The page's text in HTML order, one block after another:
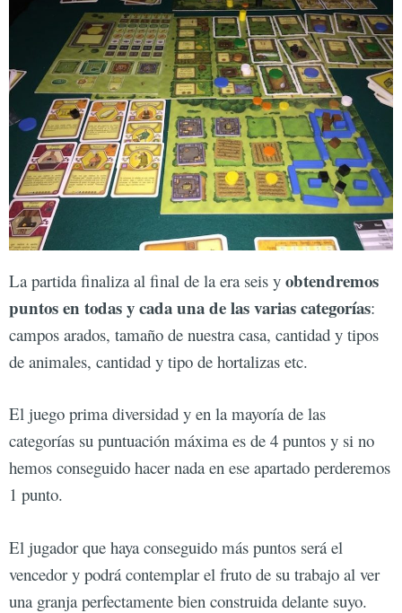
La partida finaliza al final de la era seis y obtendremos
puntos en todas y cada una de las varias categorías:
campos arados, tamaño de nuestra casa, cantidad y tipos
de animales, cantidad y tipo de hortalizas etc.
El juego prima diversidad y en la mayoría de las
categorías su puntuación máxima es de 4 puntos y si no
hemos conseguido hacer nada en ese apartado perderemos
1 punto.
El jugador que haya conseguido más puntos será el
vencedor y podrá contemplar el fruto de su trabajo al ver
una granja perfectamente bien construida delante suyo.